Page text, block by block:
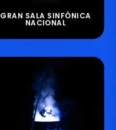
GRAN SALA SINFÓNICA
NACIONAL